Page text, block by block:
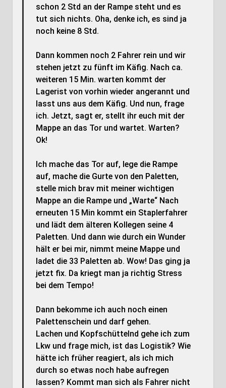
schon 2 Std an der Rampe steht und es
tut sich nichts. Oha, denke ich, es sind ja
noch keine 8 Std.
Dann kommen noch 2 Fahrer rein und wir
stehen jetzt zu fünft im Käfig. Nach ca.
weiteren 15 Min. warten kommt der
Lagerist von vorhin wieder angerannt und
lasst uns aus dem Käfig. Und nun, frage
ich. Jetzt, sagt er, stellt ihr euch mit der
Mappe an das Tor und wartet. Warten?
Ok!
Ich mache das Tor auf, lege die Rampe
auf, mache die Gurte von den Paletten,
stelle mich brav mit meiner wichtigen
Mappe an die Rampe und „Warte“ Nach
erneuten 15 Min kommt ein Staplerfahrer
und lädt dem älteren Kollegen seine 4
Paletten. Und dann wie durch ein Wunder
hält er bei mir, nimmt meine Mappe und
ladet die 33 Paletten ab. Wow! Das ging ja
jetzt fix. Da kriegt man ja richtig Stress
bei dem Tempo!
Dann bekomme ich auch noch einen
Palettenschein und darf gehen.
Lachen und Kopfschüttelnd gehe ich zum
Lkw und frage mich, ist das Logistik? Wie
hätte ich früher reagiert, als ich mich
durch so etwas noch habe aufregen
lassen? Kommt man sich als Fahrer nicht